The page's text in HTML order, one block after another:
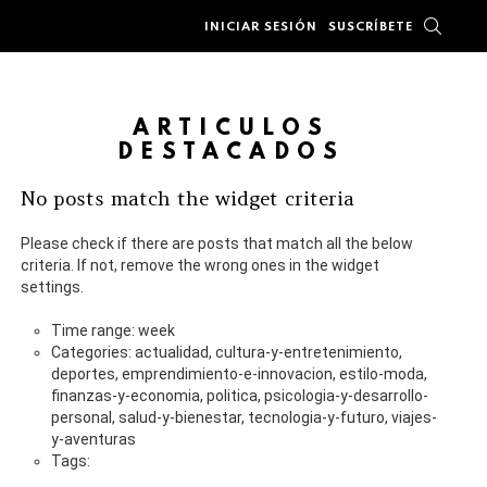
INICIAR SESIÓN SUSCRÍBETE
ARTÍCULOS
DESTACADOS
No posts match the widget criteria
Please check if there are posts that match all the below
criteria. If not, remove the wrong ones in the widget
settings.
Time range: week
Categories: actualidad, cultura-y-entretenimiento,
deportes, emprendimiento-e-innovacion, estilo-moda,
finanzas-y-economia, politica, psicologia-y-desarrollo-
personal, salud-y-bienestar, tecnologia-y-futuro, viajes-
y-aventuras
Tags: